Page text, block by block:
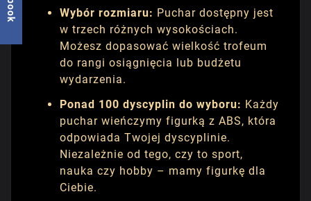
Wybór rozmiaru: Puchar dostępny jest
w trzech różnych wysokościach.
Możesz dopasować wielkość trofeum
do rangi osiągnięcia lub budżetu
wydarzenia.
Ponad 100 dyscyplin do wyboru: Każdy
puchar wieńczymy figurką z ABS, która
odpowiada Twojej dyscyplinie.
Niezależnie od tego, czy to sport,
nauka czy hobby – mamy figurkę dla
Ciebie.